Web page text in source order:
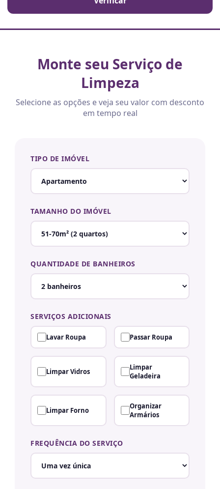
Monte seu Serviço de
Limpeza
Selecione as opções e veja seu valor com desconto
em tempo real
TIPO DE IMÓVEL
TAMANHO DO IMÓVEL
QUANTIDADE DE BANHEIROS
SERVIÇOS ADICIONAIS
Lavar Roupa Passar Roupa
Limpar Vidros
Limpar
Geladeira
Limpar Forno
Organizar
Armários
FREQUÊNCIA DO SERVIÇO